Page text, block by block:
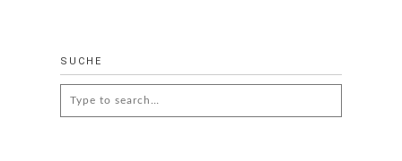
SUCHE
for: